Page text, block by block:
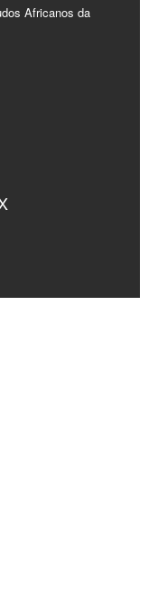
Africanos da